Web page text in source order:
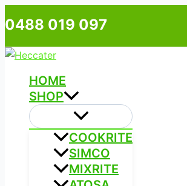
Skip
to
0488 019 097
HOME
SHOP
COOKRITE
SIMCO
MIXRITE
Type
here..
Name*